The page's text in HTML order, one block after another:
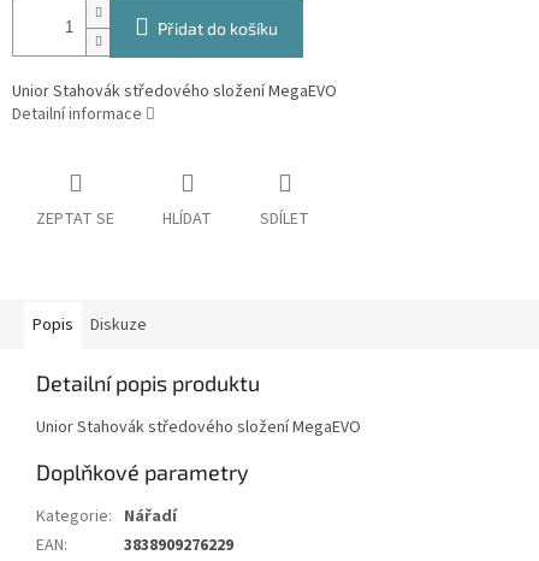
Přidat do košíku
Unior Stahovák středového složení MegaEVO
Detailní informace
ZEPTAT SE HLÍDAT SDÍLET
Popis Diskuze
Detailní popis produktu
Unior Stahovák středového složení MegaEVO
Doplňkové parametry
Kategorie: Nářadí
EAN: 3838909276229